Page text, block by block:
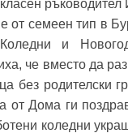
ръководител
от семеен тип в
и
че вместо да
без родителски
от Дома ги
коледни